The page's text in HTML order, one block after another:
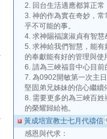
2. 回台生活適應都算正常
3. 神的作為實在奇妙，
乎不可能的事。
4. 求神賜福讓淑貞有智
5. 求神給我們智慧，能
的奉獻能有好的管理與使
6. 請為三峽福音中心目前
7. 為0902開敏第一次主
堅固弟兄姊妹的信心繼續
8. 需要更多的為三峽百
的榮耀歸給祂。
黃成培宣教士七月代禱信
感恩與代求：